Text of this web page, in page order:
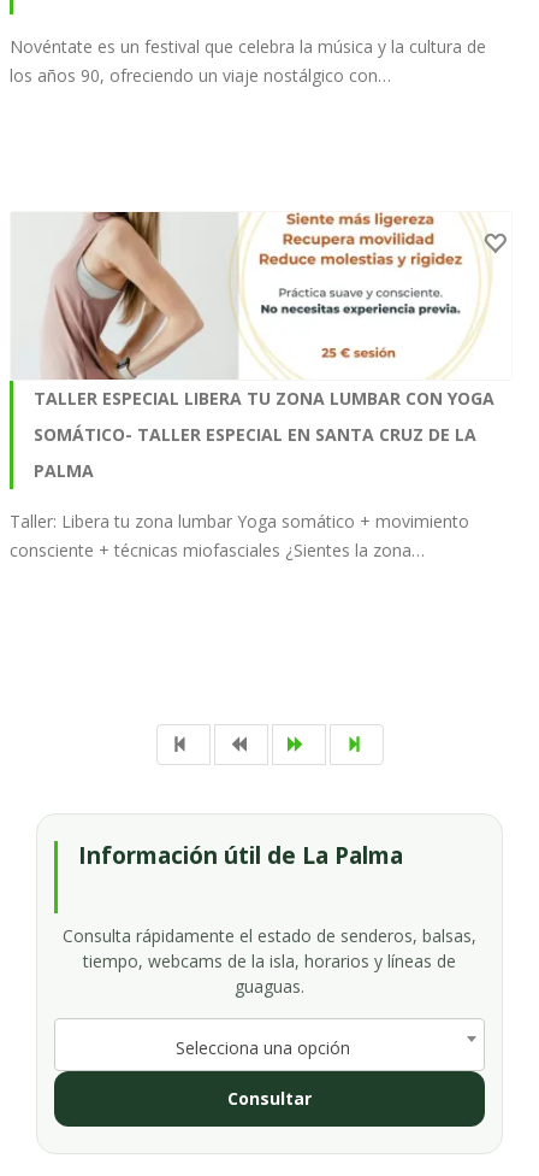
Novéntate es un festival que celebra la música y la cultura de
los años 90, ofreciendo un viaje nostálgico con…
TALLER ESPECIAL LIBERA TU ZONA LUMBAR CON YOGA
SOMÁTICO- TALLER ESPECIAL EN SANTA CRUZ DE LA
PALMA
Taller: Libera tu zona lumbar Yoga somático + movimiento
consciente + técnicas miofasciales ¿Sientes la zona…
Información útil de La Palma
Consulta rápidamente el estado de senderos, balsas,
tiempo, webcams de la isla, horarios y líneas de
guaguas.
Selecciona una opción
Consultar